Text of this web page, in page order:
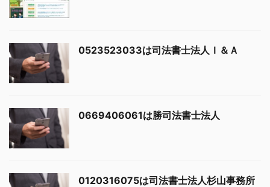
0523523033は司法書士法人Ｉ＆Ａ
0669406061は勝司法書士法人
0120316075は司法書士法人杉山事務所